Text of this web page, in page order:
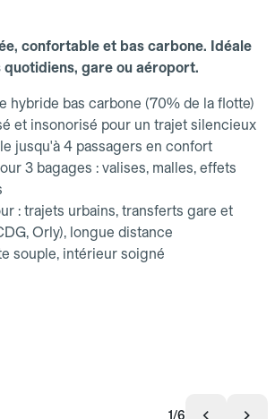
confortable et bas carbone. Idéale
gare ou aéroport.
hybride bas carbone (70% de la flotte)
et insonorisé pour un trajet silencieux
jusqu'à 4 passagers en confort
3 bagages : valises, malles, effets
: trajets urbains, transferts gare et
Orly), longue distance
souple, intérieur soigné
1/6